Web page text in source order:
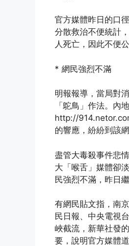
官方媒體昨日的口
分散救治不便統計
人死亡，因此不便
* 網民強烈不滿
明報報導，當局對
「鴕鳥」作法。內
http://
的響應，紛紛到該
盡管大毒殺事件悲
大「喉舌」媒體卻
民強烈不滿，昨日
有網民貼文指，南
民日報、中央電視
峽截流，新華社發
要，說明官方媒體